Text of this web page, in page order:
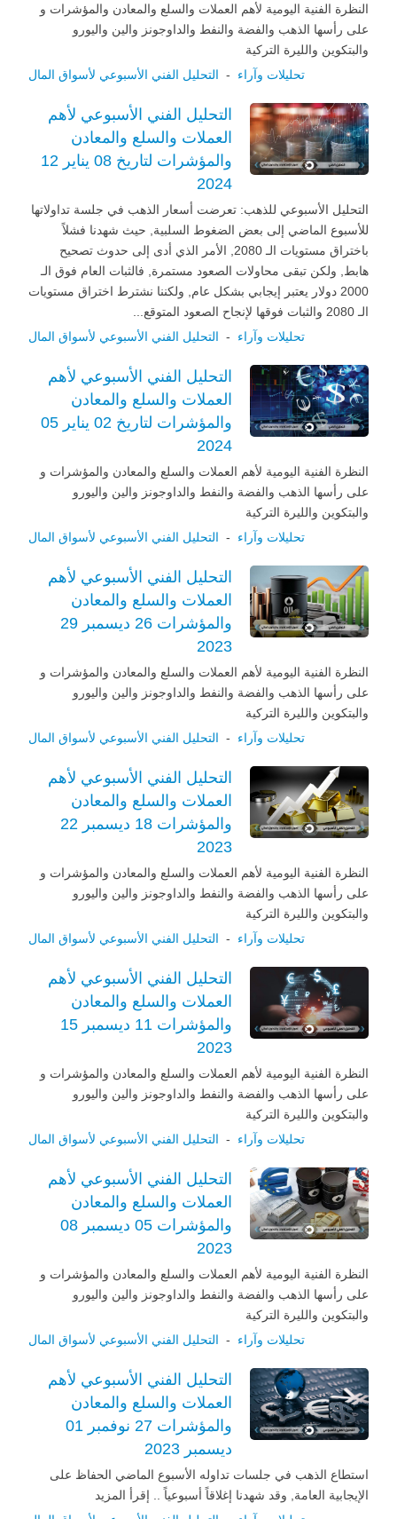
النظرة الفنية اليومية لأهم العملات والسلع والمعادن والمؤشرات و
على رأسها الذهب والفضة والنفط والداوجونز والين واليورو
والبتكوين والليرة التركية
تحليلات وآراء - التحليل الفني الأسبوعي لأسواق المال
التحليل الفني الأسبوعي لأهم
العملات والسلع والمعادن
والمؤشرات لتاريخ 08 يناير 12
2024
التحليل الأسبوعي للذهب: تعرضت أسعار الذهب في جلسة تداولاتها
للأسبوع الماضي إلى بعض الضغوط السلبية, حيث شهدنا فشلاً
باختراق مستويات الـ 2080, الأمر الذي أدى إلى حدوث تصحيح
هابط, ولكن تبقى محاولات الصعود مستمرة, فالثبات العام فوق الـ
2000 دولار يعتبر إيجابي بشكل عام, ولكننا نشترط اختراق مستويات
الـ 2080 والثبات فوقها لإنجاح الصعود المتوقع...
تحليلات وآراء - التحليل الفني الأسبوعي لأسواق المال
التحليل الفني الأسبوعي لأهم
العملات والسلع والمعادن
والمؤشرات لتاريخ 02 يناير 05
2024
النظرة الفنية اليومية لأهم العملات والسلع والمعادن والمؤشرات و
على رأسها الذهب والفضة والنفط والداوجونز والين واليورو
والبتكوين والليرة التركية
تحليلات وآراء - التحليل الفني الأسبوعي لأسواق المال
التحليل الفني الأسبوعي لأهم
العملات والسلع والمعادن
والمؤشرات 26 ديسمبر 29
2023
النظرة الفنية اليومية لأهم العملات والسلع والمعادن والمؤشرات و
على رأسها الذهب والفضة والنفط والداوجونز والين واليورو
والبتكوين والليرة التركية
تحليلات وآراء - التحليل الفني الأسبوعي لأسواق المال
التحليل الفني الأسبوعي لأهم
العملات والسلع والمعادن
والمؤشرات 18 ديسمبر 22
2023
النظرة الفنية اليومية لأهم العملات والسلع والمعادن والمؤشرات و
على رأسها الذهب والفضة والنفط والداوجونز والين واليورو
والبتكوين والليرة التركية
تحليلات وآراء - التحليل الفني الأسبوعي لأسواق المال
التحليل الفني الأسبوعي لأهم
العملات والسلع والمعادن
والمؤشرات 11 ديسمبر 15
2023
النظرة الفنية اليومية لأهم العملات والسلع والمعادن والمؤشرات و
على رأسها الذهب والفضة والنفط والداوجونز والين واليورو
والبتكوين والليرة التركية
تحليلات وآراء - التحليل الفني الأسبوعي لأسواق المال
التحليل الفني الأسبوعي لأهم
العملات والسلع والمعادن
والمؤشرات 05 ديسمبر 08
2023
النظرة الفنية اليومية لأهم العملات والسلع والمعادن والمؤشرات و
على رأسها الذهب والفضة والنفط والداوجونز والين واليورو
والبتكوين والليرة التركية
تحليلات وآراء - التحليل الفني الأسبوعي لأسواق المال
التحليل الفني الأسبوعي لأهم
العملات والسلع والمعادن
والمؤشرات 27 نوفمبر 01
ديسمبر 2023
استطاع الذهب في جلسات تداوله الأسبوع الماضي الحفاظ على
الإيجابية العامة, وقد شهدنا إغلاقاً أسبوعياً .. إقرأ المزيد